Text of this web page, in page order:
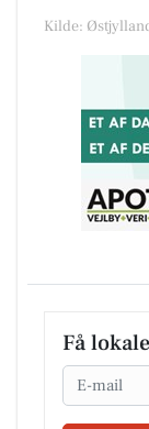
Kilde:
Få
Email